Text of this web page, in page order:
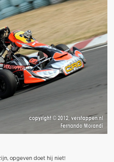
opgeven doet hij niet!